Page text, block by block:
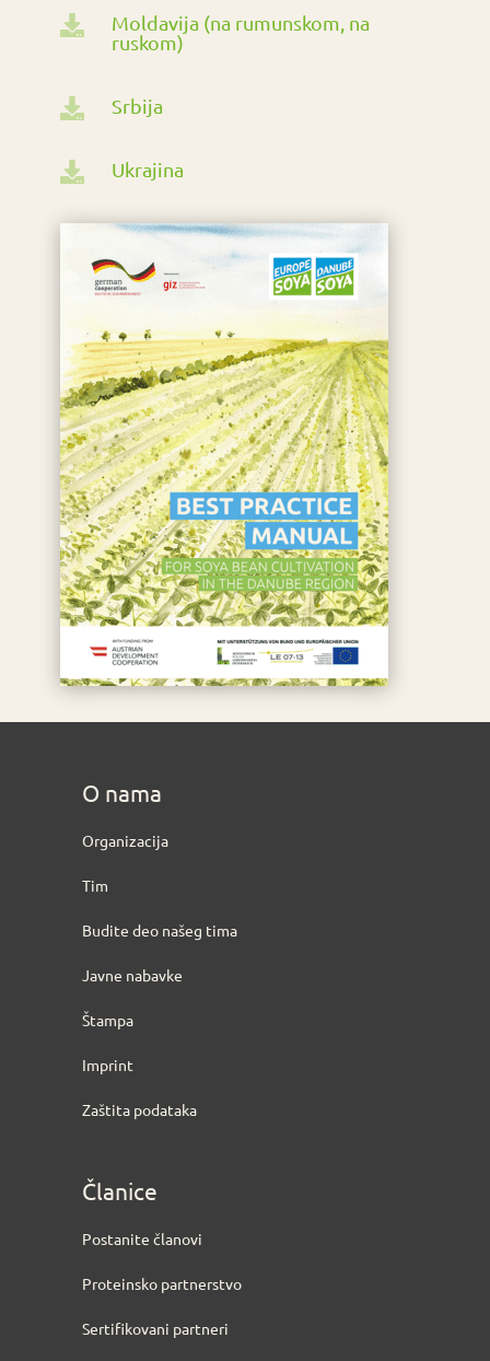

Moldavija (na rumunskom, na
ruskom)
 Srbija
 Ukrajina
O nama
Organizacija
Tim
Budite deo našeg tima
Javne nabavke
Štampa
Imprint
Zaštita podataka
Članice
Postanite članovi
Proteinsko partnerstvo
Sertifikovani partneri